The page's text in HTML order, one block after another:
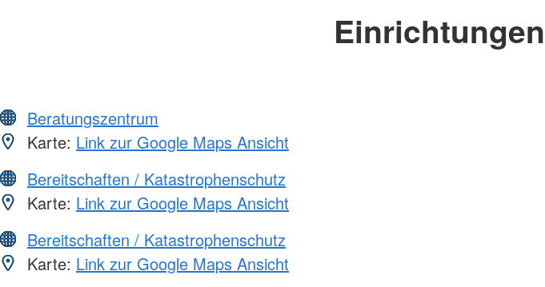
Beratungszentrum
Karte: Link zur Google Maps Ansicht
Bereitschaften / Katastrophenschutz
Karte: Link zur Google Maps Ansicht
Bereitschaften / Katastrophenschutz
Karte: Link zur Google Maps Ansicht